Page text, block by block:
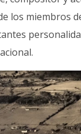
los miembros